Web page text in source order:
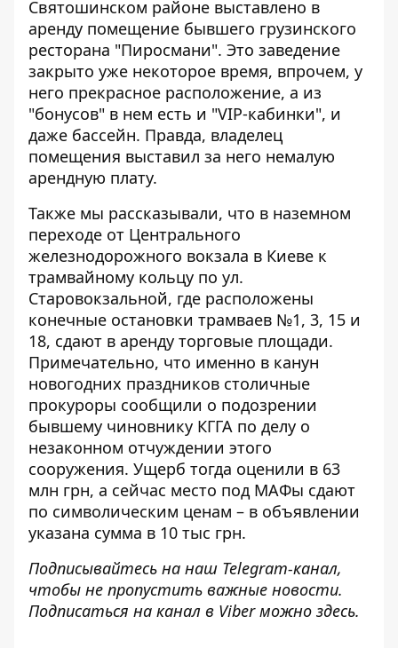
Святошинском районе выставлено в
аренду помещение бывшего грузинского
ресторана "Пиросмани". Это заведение
закрыто уже некоторое время, впрочем, у
него прекрасное расположение, а из
"бонусов" в нем есть и "VIP-кабинки", и
даже бассейн. Правда, владелец
помещения выставил за него немалую
арендную плату.
Также мы рассказывали, что в наземном
переходе от Центрального
железнодорожного вокзала в Киеве к
трамвайному кольцу по ул.
Старовокзальной, где расположены
конечные остановки трамваев №1, 3, 15 и
18, сдают в аренду торговые площади.
Примечательно, что именно в канун
новогодних праздников столичные
прокуроры сообщили о подозрении
бывшему чиновнику КГГА по делу о
незаконном отчуждении этого
сооружения. Ущерб тогда оценили в 63
млн грн, а сейчас место под МАФы сдают
по символическим ценам – в объявлении
указана сумма в 10 тыс грн.
Подписывайтесь на наш Telegram-канал,
чтобы не пропустить важные новости.
Подписаться на канал в Viber можно здесь.